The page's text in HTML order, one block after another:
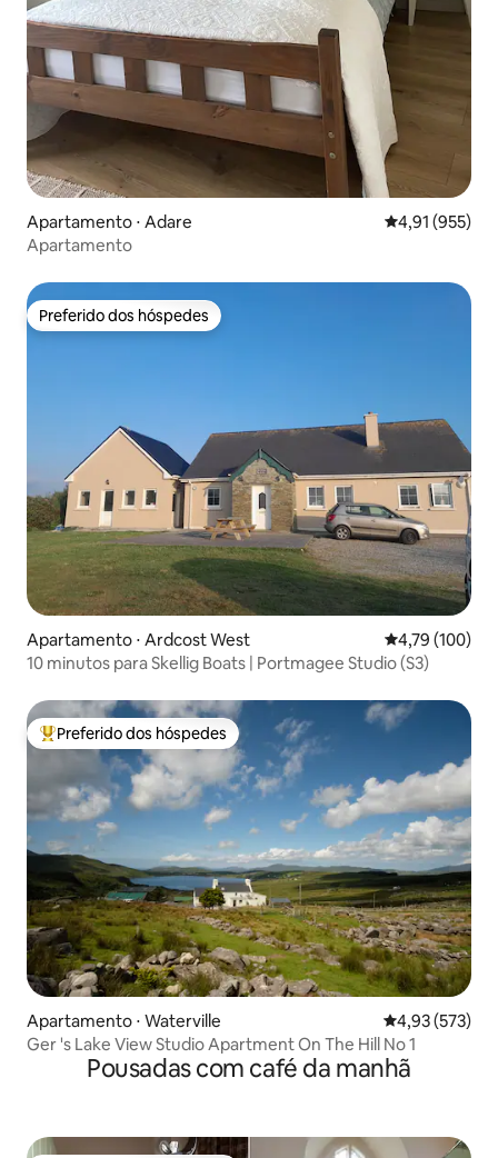
Apartamento ⋅ Adare 4,91 de uma
4,91 (955)
Apartamento
Preferido dos hóspedes
Preferido dos hóspedes
Apartamento ⋅ Ardcost West 4,79 de uma
4,79 (100)
10 minutos para Skellig Boats | Portmagee Studio (S3)
Entre os melhores preferidos dos hóspedes
Preferido dos hóspedes
Apartamento ⋅ Waterville 4,93 de uma
4,93 (573)
Ger 's Lake View Studio Apartment On The Hill No 1
Pousadas com café da manhã